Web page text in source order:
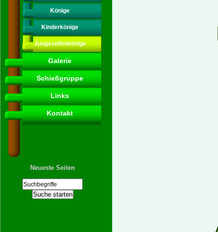
Könige
Kinderkönige
Jungesellenkönige
Galerie
Schießgruppe
Links
Kontakt
Neueste Seiten